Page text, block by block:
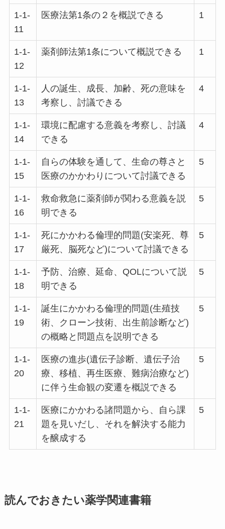
1-1-
11
医療法第1条の２を概説できる 1
1-1-
12
薬剤師法第1条について概説できる 1
1-1-
13
人の誕生、成長、加齢、死の意味を
考察し、討議できる
4
1-1-
14
環境に配慮する意義を考察し、討議
できる
4
1-1-
15
自らの体験を通して、生命の尊さと
医療のかかわりについて討議できる
5
1-1-
16
救命救急に薬剤師が関わる意義を説
明できる
5
1-1-
17
死にかかわる倫理的問題(安楽死、尊
厳死、脳死など)について討議できる
5
1-1-
18
予防、治療、延命、QOLについて説
明できる
5
1-1-
19
誕生にかかわる倫理的問題(生殖技
術、クローン技術、出生前診断など)
の概略と問題点を説明できる
5
1-1-
20
医療の進歩(遺伝子診断、遺伝子治
療、移植、再生医療、難病治療など)
に伴う生命観の変遷を概説できる
5
1-1-
21
医療にかかわる諸問題から、自ら課
題を見いだし、それを解決する能力
を醸成する
5
読んでおきたい薬学関連書籍